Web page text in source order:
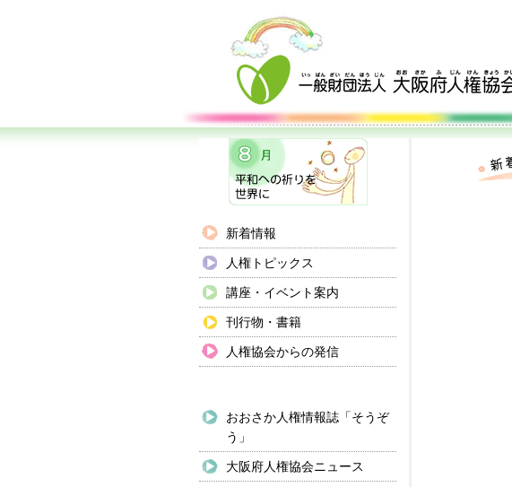
新着情報
人権トピックス
講座・イベント案内
刊行物・書籍
人権協会からの発信
おおさか人権情報誌「そうぞ
う」
大阪府人権協会ニュース